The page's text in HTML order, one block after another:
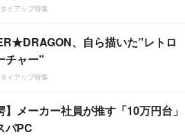
イアップ特集
、自ら描いた”レトロ
チャー”
イアップ特集
】メーカー社員が推す「10万円台」
パPC